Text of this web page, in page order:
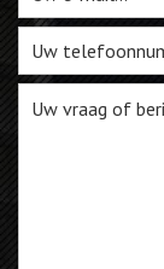
Te Koop
Miniatuur